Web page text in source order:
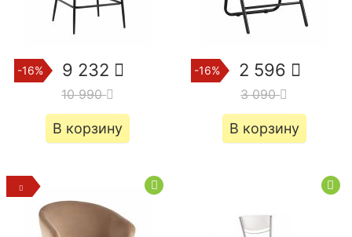
-16% 9 232
10 990
В корзину
-16% 2 596
3 090
В корзину